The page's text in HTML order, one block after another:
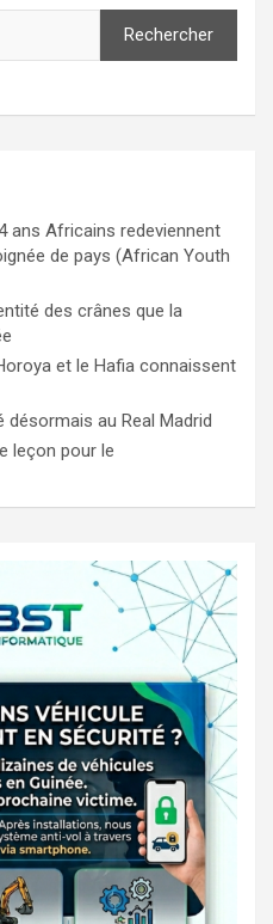
Rechercher
ans Africains redeviennent
de pays (African Youth
des crânes que la
et le Hafia connaissent
désormais au Real Madrid
leçon pour le